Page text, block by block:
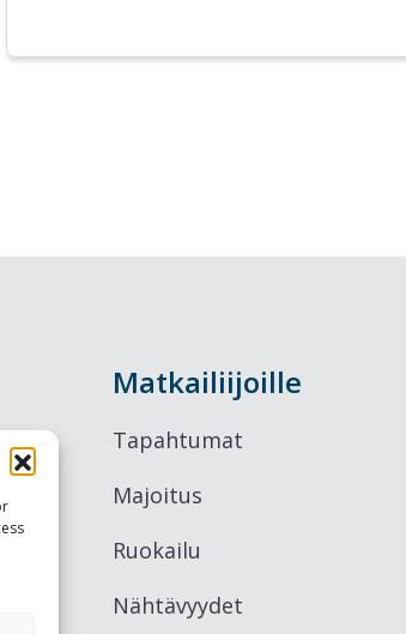
Matkailiijoille
Tapahtumat
Majoitus
Ruokailu
Nähtävyydet